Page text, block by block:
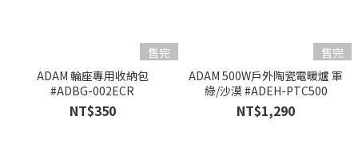
售完
ADAM 輪座專用收納包
#ADBG-002ECR
NT$350
售完
ADAM 500W戶外陶瓷電暖爐 軍
綠/沙漠 #ADEH-PTC500
NT$1,290